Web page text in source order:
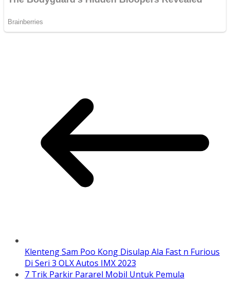
Klenteng Sam Poo Kong Disulap Ala Fast n Furious
Di Seri 3 OLX Autos IMX 2023
7 Trik Parkir Pararel Mobil Untuk Pemula